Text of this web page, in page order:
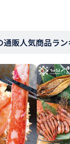
販人気商品ラ